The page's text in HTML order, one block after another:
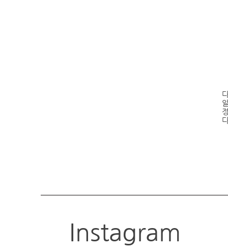
Instagram